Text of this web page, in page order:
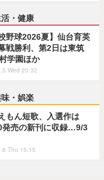
活・健康
校野球2026夏】仙台育英
戦勝利、第2日は東筑
学園ほか
Wed 20:32
味・娯楽
もん短歌、入選作は
発売の新刊に収録…9/3
Thu 15:15